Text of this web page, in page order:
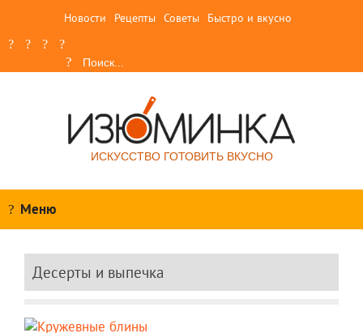
Новости Рецепты Советы Быстро и вкусно
ИСКУССТВО ГОТОВИТЬ ВКУСНО
Меню
Десерты и выпечка